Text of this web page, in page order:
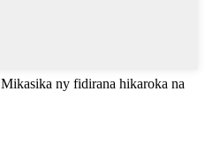
Mikasika ny fidirana hikaroka na